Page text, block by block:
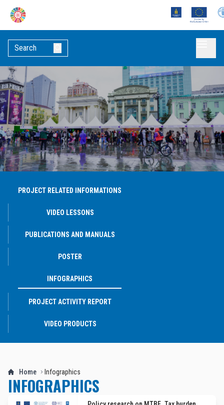
PROJECT RELATED INFORMATIONS
VIDEO LESSONS
PUBLICATIONS AND MANUALS
POSTER
INFOGRAPHICS
PROJECT ACTIVITY REPORT
VIDEO PRODUCTS
Home Infographics
INFOGRAPHICS